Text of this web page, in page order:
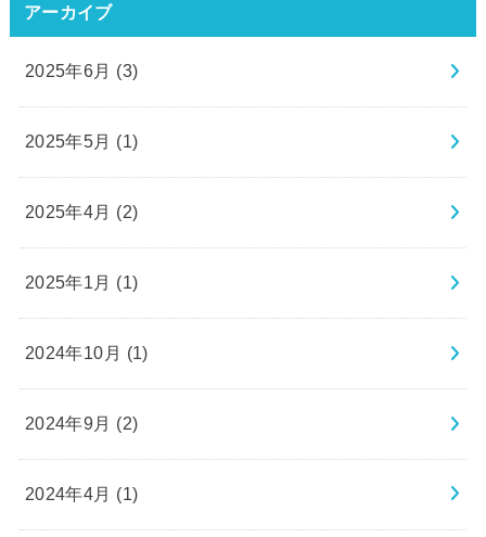
アーカイブ
2025年6月 (3)
2025年5月 (1)
2025年4月 (2)
2025年1月 (1)
2024年10月 (1)
2024年9月 (2)
2024年4月 (1)